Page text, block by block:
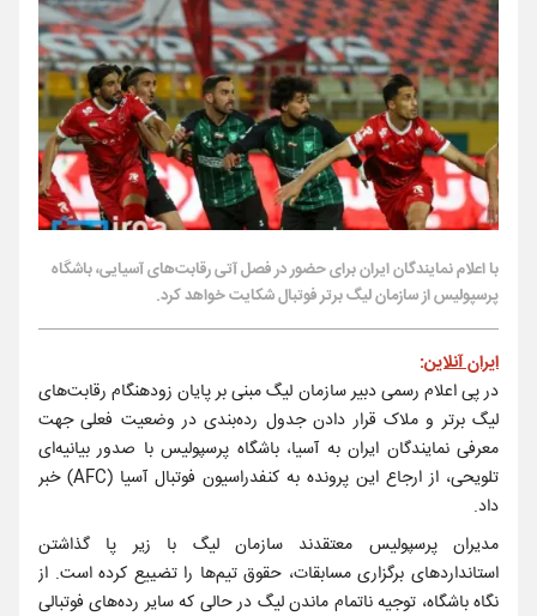
با اعلام نمایندگان ایران برای حضور در فصل آتی رقابت‌های آسیایی، باشگاه
پرسپولیس از سازمان لیگ برتر فوتبال شکایت خواهد کرد.
ایران آنلاین:
در پی اعلام رسمی دبیر سازمان لیگ مبنی بر پایان زودهنگام رقابت‌های
لیگ برتر و ملاک قرار دادن جدول رده‌بندی در وضعیت فعلی جهت
معرفی نمایندگان ایران به آسیا، باشگاه پرسپولیس با صدور بیانیه‌ای
تلویحی، از ارجاع این پرونده به کنفدراسیون فوتبال آسیا (AFC) خبر
داد.
مدیران پرسپولیس معتقدند سازمان لیگ با زیر پا گذاشتن
استانداردهای برگزاری مسابقات، حقوق تیم‌ها را تضییع کرده است. از
نگاه باشگاه، توجیه ناتمام ماندن لیگ در حالی که سایر رده‌های فوتبالی